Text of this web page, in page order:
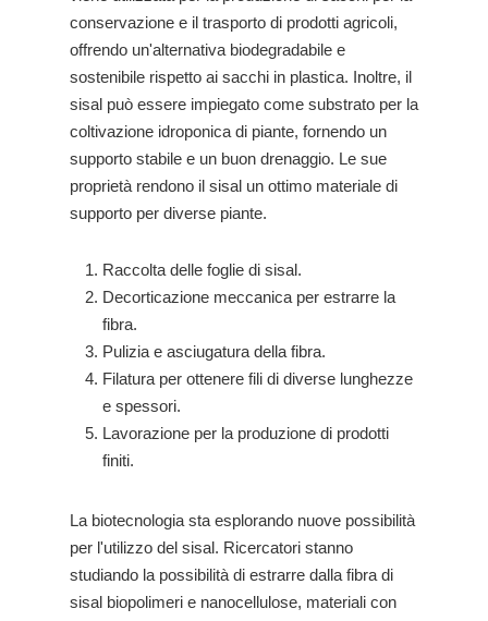
conservazione e il trasporto di prodotti agricoli,
offrendo un'alternativa biodegradabile e
sostenibile rispetto ai sacchi in plastica. Inoltre, il
sisal può essere impiegato come substrato per la
coltivazione idroponica di piante, fornendo un
supporto stabile e un buon drenaggio. Le sue
proprietà rendono il sisal un ottimo materiale di
supporto per diverse piante.
Raccolta delle foglie di sisal.
Decorticazione meccanica per estrarre la
fibra.
Pulizia e asciugatura della fibra.
Filatura per ottenere fili di diverse lunghezze
e spessori.
Lavorazione per la produzione di prodotti
finiti.
La biotecnologia sta esplorando nuove possibilità
per l'utilizzo del sisal. Ricercatori stanno
studiando la possibilità di estrarre dalla fibra di
sisal biopolimeri e nanocellulose, materiali con